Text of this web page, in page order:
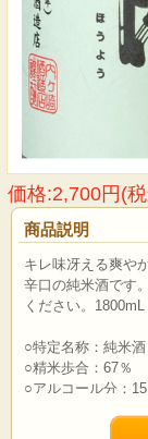
価格:2,700円(
商品説明
キレ味冴える爽や
辛口の純米酒です
ください。1800mL
○特定名称：純米酒
○精米歩合：67％
○アルコール分：